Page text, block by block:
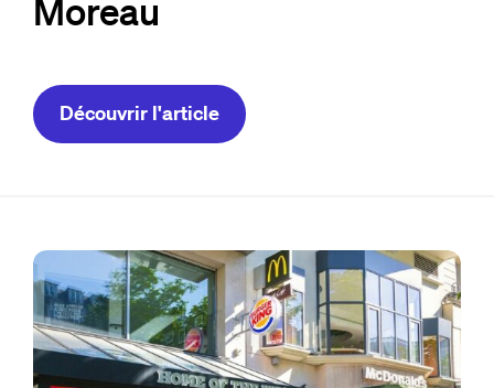
Moreau
Découvrir l'article